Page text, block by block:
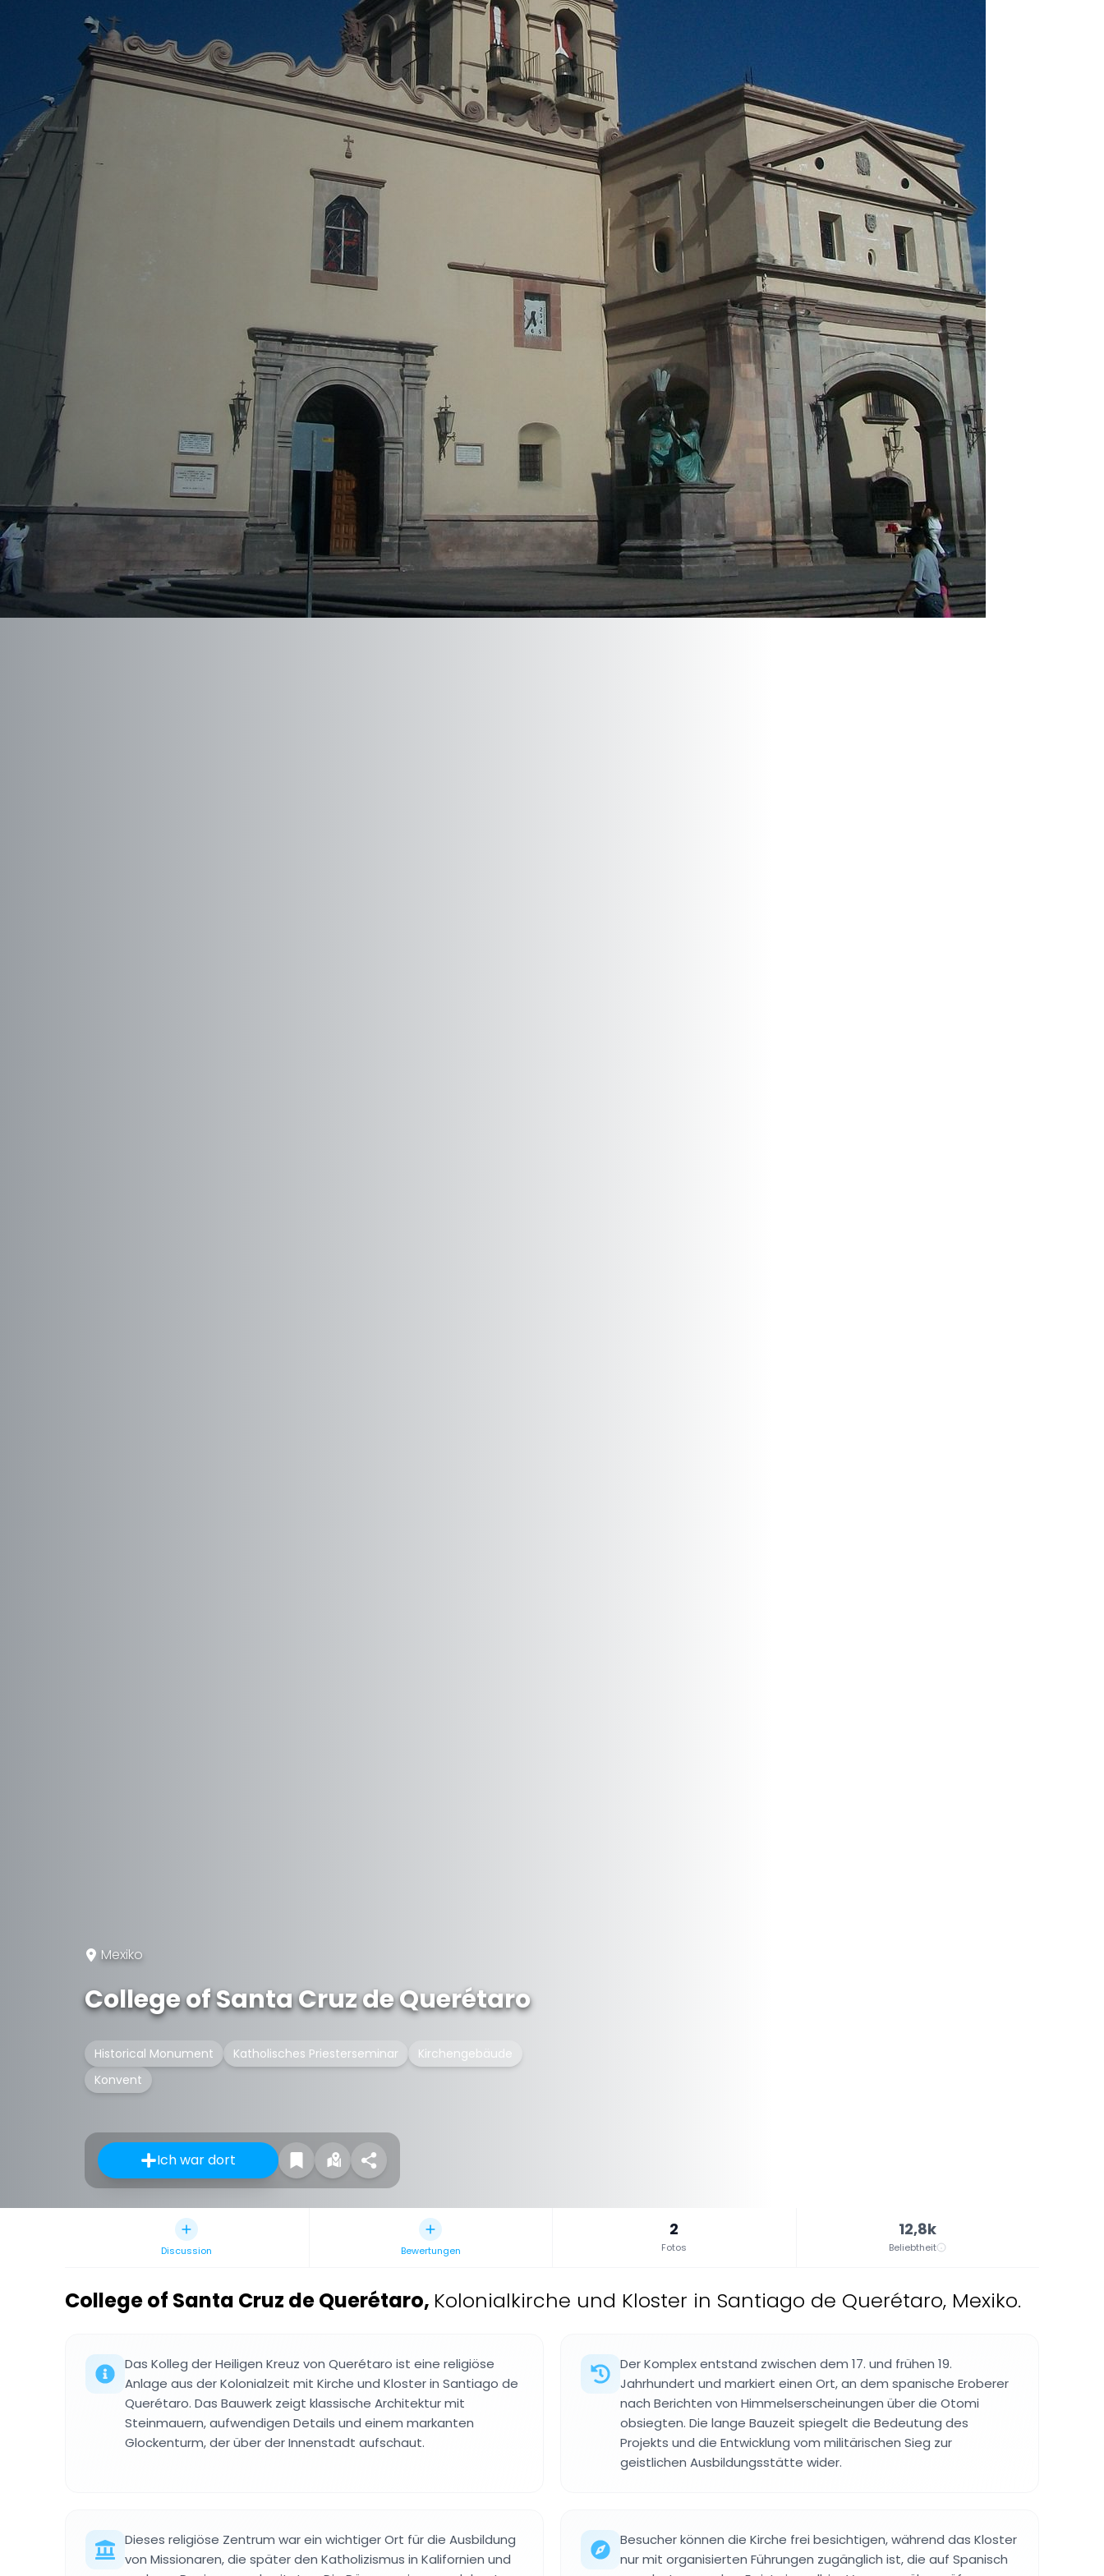
Mexiko
College of Santa Cruz de Querétaro
Historical Monument Katholisches Priesterseminar
Kirchengebäude
Konvent
Ich war dort
Discussion Bewertungen
2
Fotos
12,8k
Beliebtheit
College of Santa Cruz de Querétaro, Kolonialkirche und Kloster in Santiago de Querétaro, Mexiko.
Das Kolleg der Heiligen Kreuz von Querétaro ist eine religiöse
Anlage aus der Kolonialzeit mit Kirche und Kloster in Santiago de
Querétaro. Das Bauwerk zeigt klassische Architektur mit
Steinmauern, aufwendigen Details und einem markanten
Glockenturm, der über der Innenstadt aufschaut.
Der Komplex entstand zwischen dem 17. und frühen 19.
Jahrhundert und markiert einen Ort, an dem spanische Eroberer
nach Berichten von Himmelserscheinungen über die Otomi
obsiegten. Die lange Bauzeit spiegelt die Bedeutung des
Projekts und die Entwicklung vom militärischen Sieg zur
geistlichen Ausbildungsstätte wider.
Dieses religiöse Zentrum war ein wichtiger Ort für die Ausbildung
von Missionaren, die später den Katholizismus in Kalifornien und
Besucher können die Kirche frei besichtigen, während das Kloster
nur mit organisierten Führungen zugänglich ist, die auf Spanisch